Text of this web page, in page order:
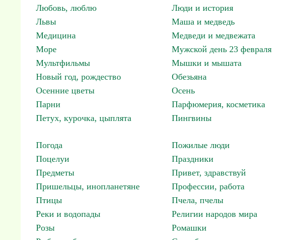
Любовь, люблю
Люди и история
Львы
Маша и медведь
Медицина
Медведи и медвежата
Море
Мужской день 23 февраля
Мультфильмы
Мышки и мышата
Новый год, рождество
Обезьяна
Осенние цветы
Осень
Парни
Парфюмерия, косметика
Петух, курочка, цыплята
Пингвины
Погода
Пожилые люди
Поцелуи
Праздники
Предметы
Привет, здравствуй
Пришельцы, инопланетяне
Профессии, работа
Птицы
Пчела, пчелы
Реки и водопады
Религии народов мира
Розы
Ромашки